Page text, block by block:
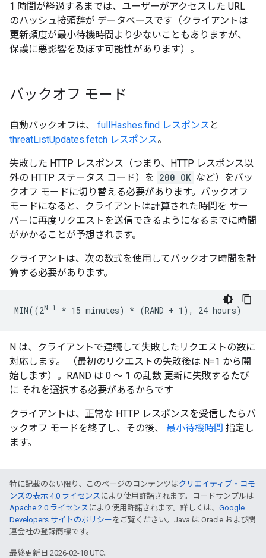
1 時間が経過するまでは、ユーザーがアクセスした URL
のハッシュ接頭辞が データベースです（クライアントは
更新頻度が最小待機時間より少ないこともありますが、
保護に悪影響を及ぼす可能性があります）。
バックオフ モード
自動バックオフは、 fullHashes.find レスポンス と
threatListUpdates.fetch レスポンス。
失敗した HTTP レスポンス（つまり、HTTP レスポンス以
外の HTTP ステータス コード）を 200 OK など）をバッ
クオフ モードに切り替える必要があります。バックオフ
モードになると、クライアントは計算された時間を サー
バーに再度リクエストを送信できるようになるまでに時間
がかかることが予想されます。
クライアントは、次の数式を使用してバックオフ時間を計
算する必要があります。
MIN((2N-1 * 15 minutes) * (RAND + 1), 24 hours)
N は、クライアントで連続して失敗したリクエストの数に
対応します。 （最初のリクエストの失敗後は N=1 から開
始します）。RAND は 0 ～ 1 の乱数 更新に失敗するたび
に それを選択する必要があるからです
クライアントは、正常な HTTP レスポンスを受信したらバ
ックオフ モードを終了し、その後、 最小待機時間 指定し
ます。
特に記載のない限り、このページのコンテンツはクリエイティブ・コモ
ンズの表示 4.0 ライセンス により使用許諾されます。コードサンプルは
Apache 2.0 ライセンス により使用許諾されます。詳しくは、 Google
Developers サイトのポリシー をご覧ください。Java は Oracle および関
連会社の登録商標です。
最終更新日 2026-02-18 UTC。